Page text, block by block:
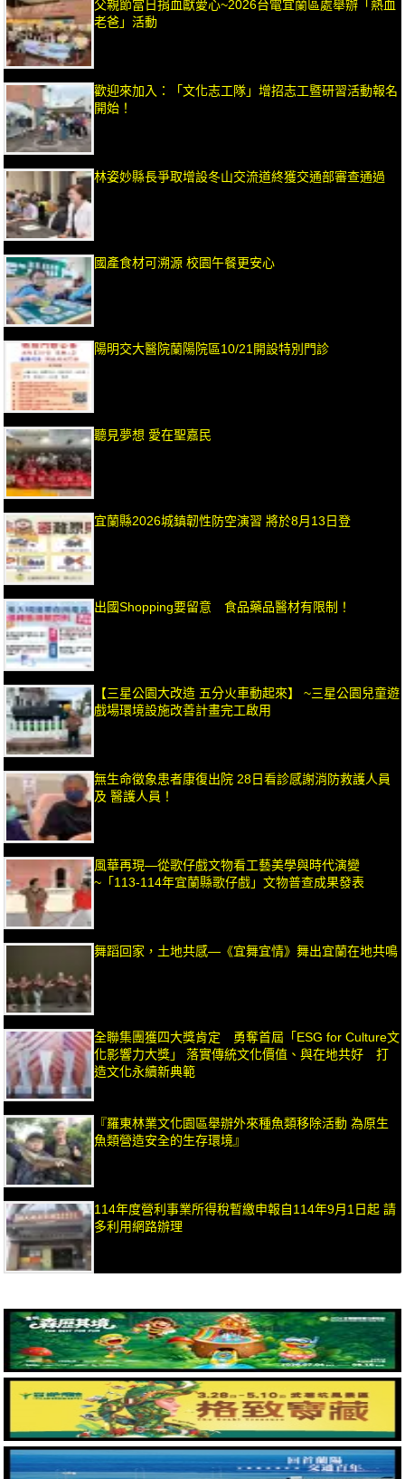
父親節當日捐血獻愛心~2026台電宜蘭區處舉辦「熱血
老爸」活動
歡迎來加入：「文化志工隊」增招志工暨研習活動報名
開始！
林姿妙縣長爭取增設冬山交流道終獲交通部審查通過
國產食材可溯源 校園午餐更安心
陽明交大醫院蘭陽院區10/21開設特別門診
聽見夢想 愛在聖嘉民
宜蘭縣2026城鎮韌性防空演習 將於8月13日登
出國Shopping要留意 食品藥品醫材有限制！
【三星公園大改造 五分火車動起來】 ~三星公園兒童遊
戲場環境設施改善計畫完工啟用
無生命徵象患者康復出院 28日看診感謝消防救護人員
及 醫護人員！
風華再現—從歌仔戲文物看工藝美學與時代演變
~「113-114年宜蘭縣歌仔戲」文物普查成果發表
舞蹈回家，土地共感—《宜舞宜情》舞出宜蘭在地共鳴
全聯集團獲四大獎肯定 勇奪首屆「ESG for Culture文
化影響力大獎」 落實傳統文化價值、與在地共好 打
造文化永續新典範
『羅東林業文化園區舉辦外來種魚類移除活動 為原生
魚類營造安全的生存環境』
114年度營利事業所得稅暫繳申報自114年9月1日起 請
多利用網路辦理